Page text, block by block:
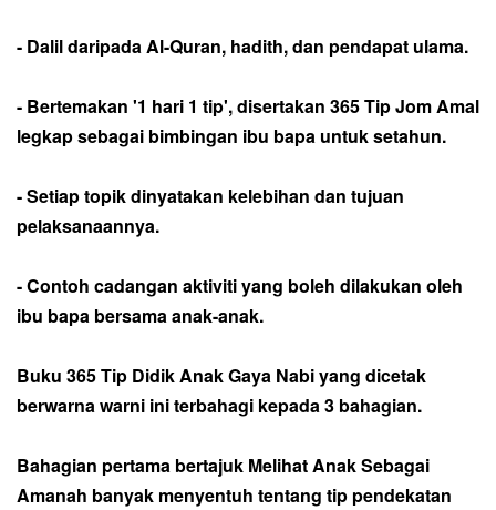
- Dalil daripada Al-Quran, hadith, dan pendapat ulama.
- Bertemakan '1 hari 1 tip', disertakan 365 Tip Jom Amal
legkap sebagai bimbingan ibu bapa untuk setahun.
- Setiap topik dinyatakan kelebihan dan tujuan
pelaksanaannya.
- Contoh cadangan aktiviti yang boleh dilakukan oleh
ibu bapa bersama anak-anak.
Buku 365 Tip Didik Anak Gaya Nabi yang dicetak
berwarna warni ini terbahagi kepada 3 bahagian.
Bahagian pertama bertajuk Melihat Anak Sebagai
Amanah banyak menyentuh tentang tip pendekatan